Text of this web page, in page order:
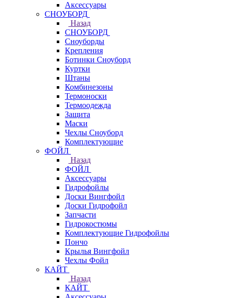
Аксессуары
СНОУБОРД
Назад
СНОУБОРД
Сноуборды
Крепления
Ботинки Сноуборд
Куртки
Штаны
Комбинезоны
Термоноски
Термоодежда
Защита
Маски
Чехлы Сноуборд
Комплектующие
ФОЙЛ
Назад
ФОЙЛ
Аксессуары
Гидрофойлы
Доски Вингфойл
Доски Гидрофойл
Запчасти
Гидрокостюмы
Комплектующие Гидрофойлы
Пончо
Крылья Вингфойл
Чехлы Фойл
КАЙТ
Назад
КАЙТ